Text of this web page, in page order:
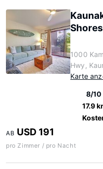
1000
Hwy,
Karte
8/10
17.9
AB USD 191
pro Zimmer / pro Nacht